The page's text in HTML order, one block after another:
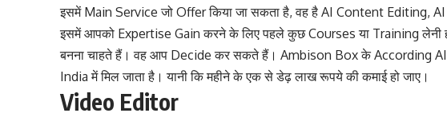
इसमें Main Service जो Offer किया जा सकता है, वह है AI Content Editing,
इसमें आपको Expertise Gain करने के लिए पहले कुछ Courses या Training लेनी
बनना चाहते हैं। वह आप Decide कर सकते हैं। Ambison Box के According AI
India में मिल जाता है। यानी कि महीने के एक से डेढ़ लाख रूपये की कमाई हो जाए।
Video Editor